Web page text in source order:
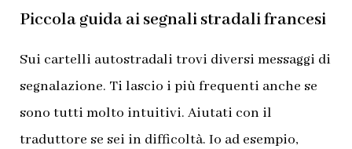
Piccola guida ai segnali stradali francesi
Sui cartelli autostradali trovi diversi messaggi di
segnalazione. Ti lascio i più frequenti anche se
sono tutti molto intuitivi. Aiutati con il
traduttore se sei in difficoltà. Io ad esempio,